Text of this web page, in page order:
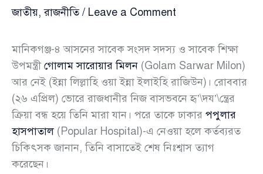
জাতীয়,রাজনীতি/ Leave a Comment
মানিকগঞ্জ-৪ আসনের সাবেক সংসদ সদস্য ও সাবেক শিক্ষা
উপমন্ত্রীগোলাম সারোয়ার মিলন (Golam Sarwar Milon)
আর নেই (ইন্না লিল্লাহি ওয়া ইন্না ইলাইহি রাজিউন)। রোববার
(২৬ এপ্রিল) ভোরে রাজধানীর নিজ বাসভবনে হৃ’\দয’\ন্ত্রের
ক্রিয়া বন্ধ হয়ে তিনি মারা যান। পরে তাকে ঢাকার পপুলার
হাসপাতাল(Popular Hospital)-এ নেওয়া হলে কর্তব্যরত
চিকিৎসক জানান, তিনি বাসাতেই শেষ নিঃশ্বাস ত্যাগ
করেছেন।